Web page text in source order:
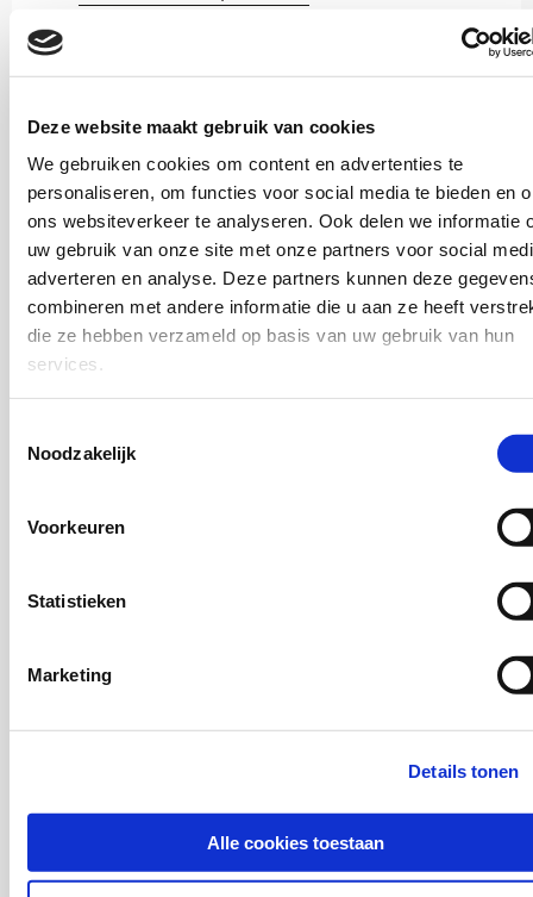
Deze website maakt gebruik van cookies
We gebruiken cookies om content en advertenties te
personaliseren, om functies voor social media te bieden en
ons websiteverkeer te analyseren. Ook delen we informatie
uw gebruik van onze site met onze partners voor social
adverteren en analyse. Deze partners kunnen deze
combineren met andere informatie die u aan ze heeft
die ze hebben verzameld op basis van uw gebruik van hun
services.
Noodzakelijk
Voorkeuren
Statistieken
Marketing
Details tonen
Alle cookies toestaan
Sociaal domein
2026
Kansvergrotend werken aan impact
ISBN: 978-94-6409-431-2